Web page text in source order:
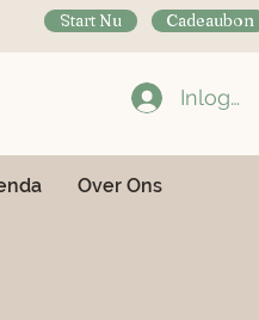
Start Nu Cadeaubon
Inloggen
Over Ons